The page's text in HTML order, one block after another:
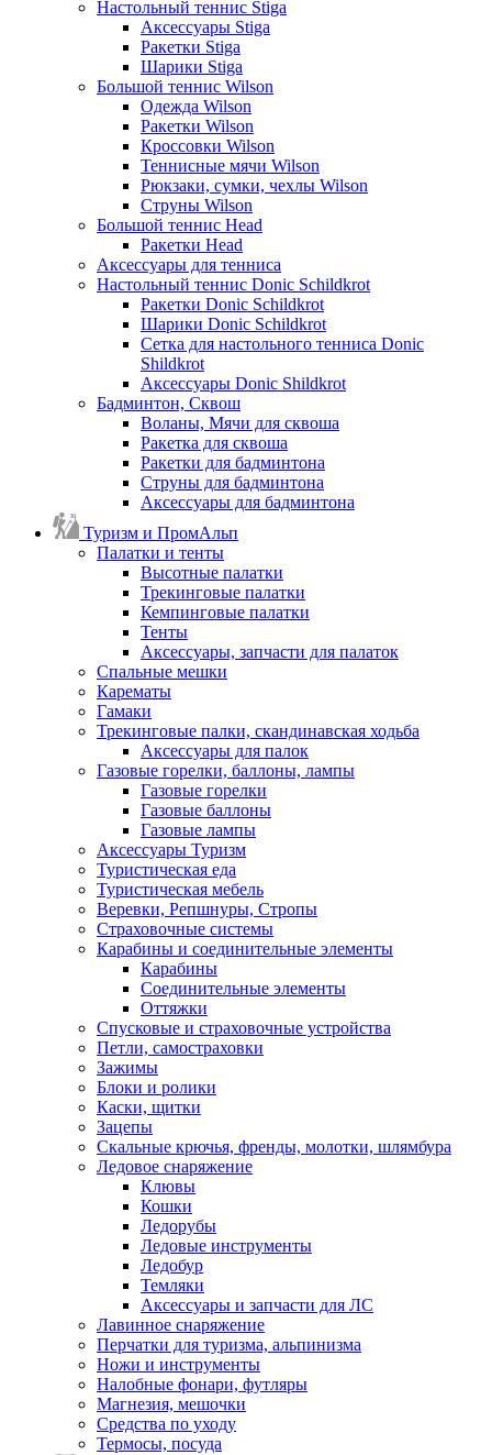
Настольный теннис Stiga
Аксессуары Stiga
Ракетки Stiga
Шарики Stiga
Большой теннис Wilson
Одежда Wilson
Ракетки Wilson
Кроссовки Wilson
Теннисные мячи Wilson
Рюкзаки, сумки, чехлы Wilson
Струны Wilson
Большой теннис Head
Ракетки Head
Аксессуары для тенниса
Настольный теннис Donic Schildkrot
Ракетки Donic Schildkrot
Шарики Donic Schildkrot
Сетка для настольного тенниса Donic
Shildkrot
Аксессуары Donic Shildkrot
Бадминтон, Сквош
Воланы, Мячи для сквоша
Ракетка для сквоша
Ракетки для бадминтона
Струны для бадминтона
Аксессуары для бадминтона
Туризм и ПромАльп
Палатки и тенты
Высотные палатки
Трекинговые палатки
Кемпинговые палатки
Тенты
Аксессуары, запчасти для палаток
Спальные мешки
Карематы
Гамаки
Трекинговые палки, скандинавская ходьба
Аксессуары для палок
Газовые горелки, баллоны, лампы
Газовые горелки
Газовые баллоны
Газовые лампы
Аксессуары Туризм
Туристическая еда
Туристическая мебель
Веревки, Репшнуры, Стропы
Страховочные системы
Карабины и соединительные элементы
Карабины
Соединительные элементы
Оттяжки
Спусковые и страховочные устройства
Петли, самостраховки
Зажимы
Блоки и ролики
Каски, щитки
Зацепы
Скальные крючья, френды, молотки, шлямбура
Ледовое снаряжение
Клювы
Кошки
Ледорубы
Ледовые инструменты
Ледобур
Темляки
Аксессуары и запчасти для ЛС
Лавинное снаряжение
Перчатки для туризма, альпинизма
Ножи и инструменты
Налобные фонари, футляры
Магнезия, мешочки
Средства по уходу
Термосы, посуда